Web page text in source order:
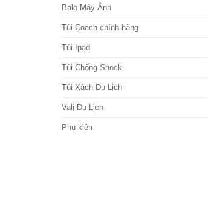
Balo Máy Ảnh
Túi Coach chính hãng
Túi Ipad
Túi Chống Shock
Túi Xách Du Lịch
Vali Du Lịch
Phụ kiện